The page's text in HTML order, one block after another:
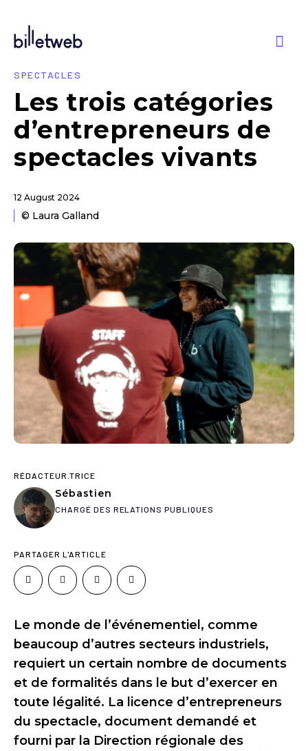
SPECTACLES
Les trois catégories
d’entrepreneurs de
spectacles vivants
12 August 2024
© Laura Galland
RÉDACTEUR.TRICE
Sébastien
CHARGÉ DES RELATIONS PUBLIQUES
PARTAGER L'ARTICLE
Le monde de l’événementiel, comme
beaucoup d’autres secteurs industriels,
requiert un certain nombre de documents
et de formalités dans le but d’exercer en
toute légalité. La licence d’entrepreneurs
du spectacle, document demandé et
fourni par la Direction régionale des